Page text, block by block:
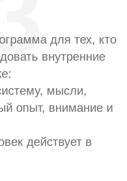
для тех, кто
внутренние
мысли,
опыт, внимание и
действует в